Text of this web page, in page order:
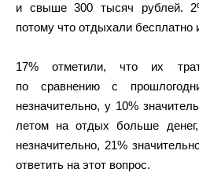
и свыше 300 тысяч рублей.
потому что отдыхали бесплатно
17% отметили, что их
по сравнению с
незначительно, у 10%
летом на отдых больше
незначительно, 21%
ответить на этот вопрос.